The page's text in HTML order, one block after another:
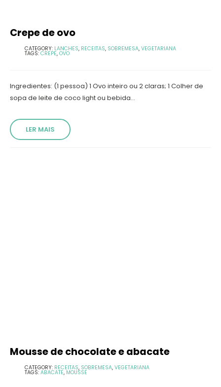
Crepe de ovo
CATEGORY: LANCHES, RECEITAS, SOBREMESA, VEGETARIANA
TAGS: CREPE, OVO
Ingredientes: (1 pessoa) 1 Ovo inteiro ou 2 claras; 1 Colher de
sopa de leite de coco light ou bebida...
LER MAIS
Mousse de chocolate e abacate
CATEGORY: RECEITAS, SOBREMESA, VEGETARIANA
TAGS: ABACATE, MOUSSE